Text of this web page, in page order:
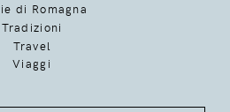
di Romagna
Tradizioni
Travel
Viaggi